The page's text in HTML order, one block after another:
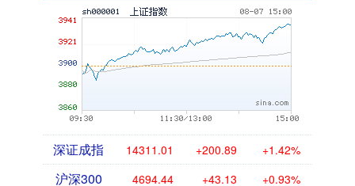
深证成指 14311.01 +200.89 +1.42%
沪深300 4694.44 +43.13 +0.93%